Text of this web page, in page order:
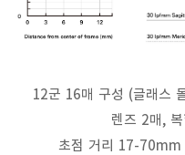
12군 16매 구성 (글래스
렌즈 2매,
초점 거리 17-